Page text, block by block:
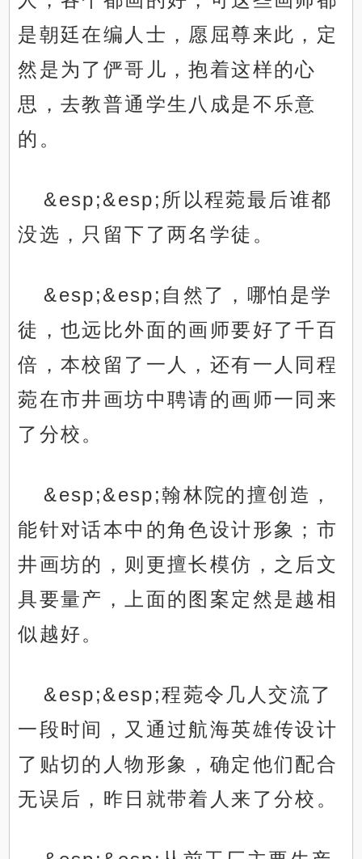
是朝廷在编人士，愿屈尊来此，定
然是为了俨哥儿，抱着这样的心
思，去教普通学生八成是不乐意
的。
&esp;&esp;所以程菀最后谁都
没选，只留下了两名学徒。
&esp;&esp;自然了，哪怕是学
徒，也远比外面的画师要好了千百
倍，本校留了一人，还有一人同程
菀在市井画坊中聘请的画师一同来
了分校。
&esp;&esp;翰林院的擅创造，
能针对话本中的角色设计形象；市
井画坊的，则更擅长模仿，之后文
具要量产，上面的图案定然是越相
似越好。
&esp;&esp;程菀令几人交流了
一段时间，又通过航海英雄传设计
了贴切的人物形象，确定他们配合
无误后，昨日就带着人来了分校。